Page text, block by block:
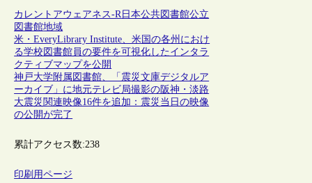
カレントアウェアネス-R 日本公共図書館公立
図書館地域
米・EveryLibrary Institute、米国の各州におけ
る学校図書館員の要件を可視化したインタラ
クティブマップを公開
神戸大学附属図書館、「震災文庫デジタルア
ーカイブ」に地元テレビ局撮影の阪神・淡路
大震災関連映像16件を追加：震災当日の映像
の公開が完了
累計アクセス数:238
印刷用ページ